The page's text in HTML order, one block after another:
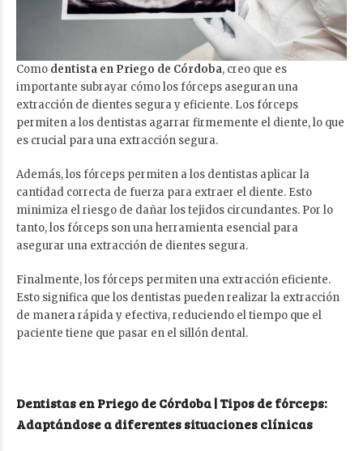
Como dentista en Priego de Córdoba, creo que es
importante subrayar cómo los fórceps aseguran una
extracción de dientes segura y eficiente. Los fórceps
permiten a los dentistas agarrar firmemente el diente, lo que
es crucial para una extracción segura.
Además, los fórceps permiten a los dentistas aplicar la
cantidad correcta de fuerza para extraer el diente. Esto
minimiza el riesgo de dañar los tejidos circundantes. Por lo
tanto, los fórceps son una herramienta esencial para
asegurar una extracción de dientes segura.
Finalmente, los fórceps permiten una extracción eficiente.
Esto significa que los dentistas pueden realizar la extracción
de manera rápida y efectiva, reduciendo el tiempo que el
paciente tiene que pasar en el sillón dental.
Dentistas en Priego de Córdoba | Tipos de fórceps:
Adaptándose a diferentes situaciones clínicas